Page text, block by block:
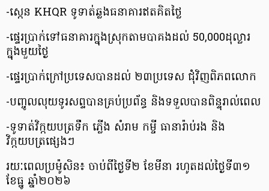
-ស្កេន KHQR ទូទាត់ឆ្លងធនាគារឥតគិតថ្លៃ
-ផ្ទេរប្រាក់ទៅធនាគារក្នុងស្រុកតាមបាគងដល់ 50,000ដុល្លារ
ក្នុងមួយថ្ងៃ
-ផ្ទេរប្រាក់ក្រៅប្រទេសបានដល់ ២៣ប្រទេស ជុំវិញពិភពលោក
-បញ្ចូលលុយទូរសព្ទបានគ្រប់ប្រព័ន្ធ និងទទួលបានពិន្ទុរាល់ពេល
-ទូទាត់វិក្កយបត្រទឹក ភ្លើង សំរាម កម្ចី ធានារ៉ាប់រង និង
វិក្កយបត្រផ្សេងៗ
រយៈពេលប្រម៉ូសិន៖ ចាប់ពីថ្ងៃទី២ ខែមីនា រហូតដល់ថ្ងៃទី៣១
ខែធ្នូ ឆ្នាំ២០២៦